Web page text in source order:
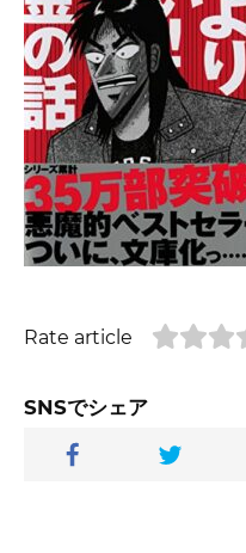
Rate article
SNSでシェア